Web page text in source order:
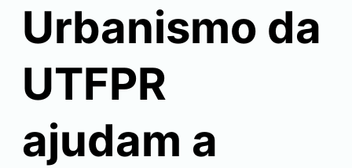
Urbanismo da
UTFPR
ajudam a